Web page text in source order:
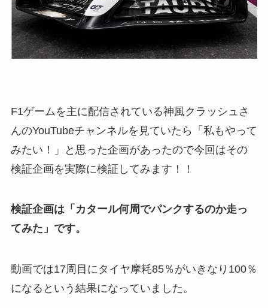
F1ゲームを主に配信されている神風クラッシュさ
んのYouTubeチャンネルを見ていたら「私もやって
みたい！」と思った企画があったので今回はその
検証企画を実際に検証してみます！！
検証企画は「カタール何周でパンクするのか走っ
てみた」です。
動画では17周目にタイヤ摩耗85％がいきなり100％
になるという結果になっていました。